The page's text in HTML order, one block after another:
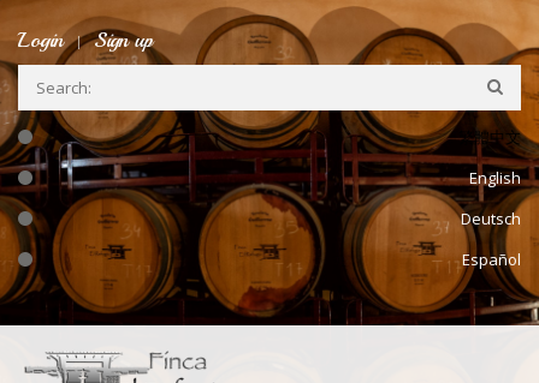
Skip to main content
Login Sign up
繁體中文
English
Deutsch
Español